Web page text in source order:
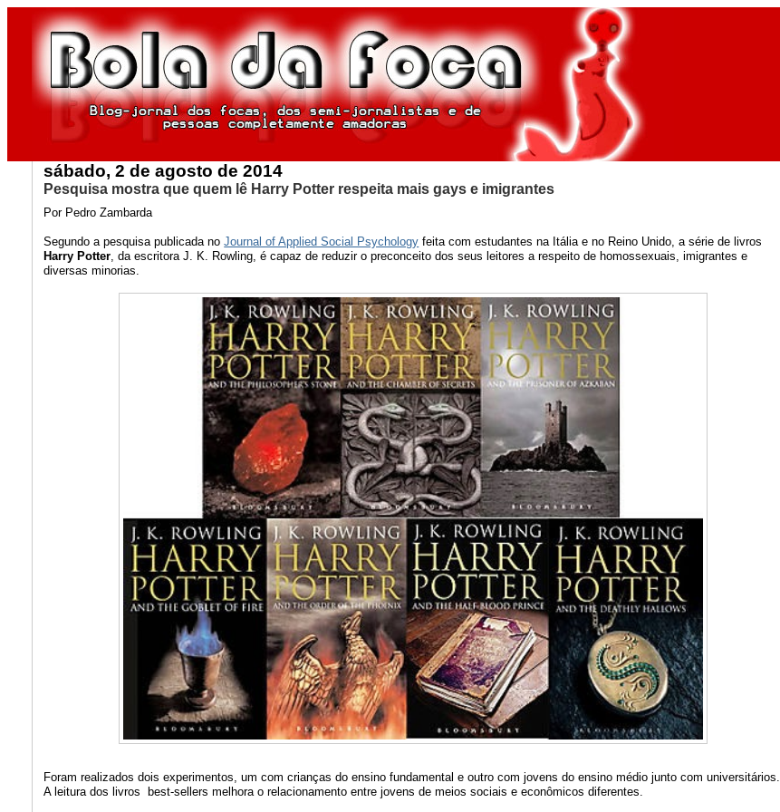
sábado, 2 de agosto de 2014
Pesquisa mostra que quem lê Harry Potter respeita mais gays e imigrantes
Por Pedro Zambarda
Segundo a pesquisa publicada noJournal of Applied Social Psychology feita com estudantes na Itália e no Reino Unido, a série de livros
Harry Potter , da escritora J. K. Rowling, é capaz de reduzir o preconceito dos seus leitores a respeito de homossexuais, imigrantes e
diversas minorias.
Foram realizados dois experimentos, um com crianças do ensino fundamental e outro com jovens do ensino médio junto com universitários.
A leitura dos livros best-sellers melhora o relacionamento entre jovens de meios sociais e econômicos diferentes.